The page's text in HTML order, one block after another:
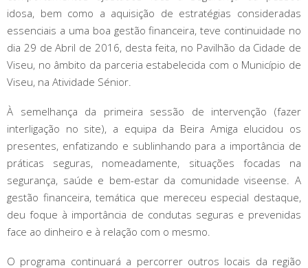
idosa, bem como a aquisição de estratégias consideradas
essenciais a uma boa gestão financeira, teve continuidade no
dia 29 de Abril de 2016, desta feita, no Pavilhão da Cidade de
Viseu, no âmbito da parceria estabelecida com o Município de
Viseu, na Atividade Sénior.
À semelhança da primeira sessão de intervenção (fazer
interligação no site), a equipa da Beira Amiga elucidou os
presentes, enfatizando e sublinhando para a importância de
práticas seguras, nomeadamente, situações focadas na
segurança, saúde e bem-estar da comunidade viseense. A
gestão financeira, temática que mereceu especial destaque,
deu foque à importância de condutas seguras e prevenidas
face ao dinheiro e à relação com o mesmo.
O programa continuará a percorrer outros locais da região